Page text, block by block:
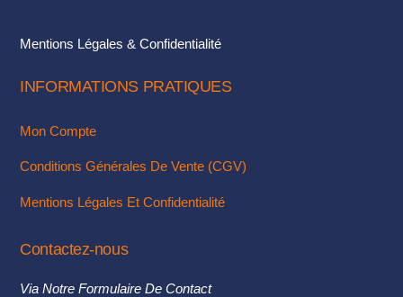
Mentions Légales & Confidentialité
INFORMATIONS PRATIQUES
Mon Compte
Conditions Générales De Vente (CGV)
Mentions Légales Et Confidentialité
Contactez-nous
Via Notre Formulaire De Contact